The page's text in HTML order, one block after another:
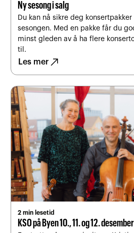
Ny sesong i salg
Du kan nå sikre deg
sesongen. Med en pakke får du
minst gleden av å ha flere
til.
Les mernorth_east
2 min lesetid
KSO på Byen 10., 11. og 12. desember